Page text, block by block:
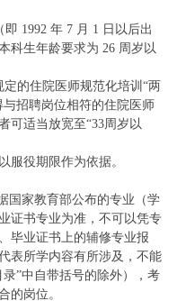
1992 年 7 月 1 日以后出
科生年龄要求为 26 周岁以
的住院医师规范化培训“两
招聘岗位相符的住院医师
可适当放宽至“33周岁以
役期限作为依据。
国家教育部公布的专业（学
证书专业为准，不可以凭专
毕业证书上的辅修专业报
表所学内容有所涉及，不能
”中自带括号的除外），考
的岗位。